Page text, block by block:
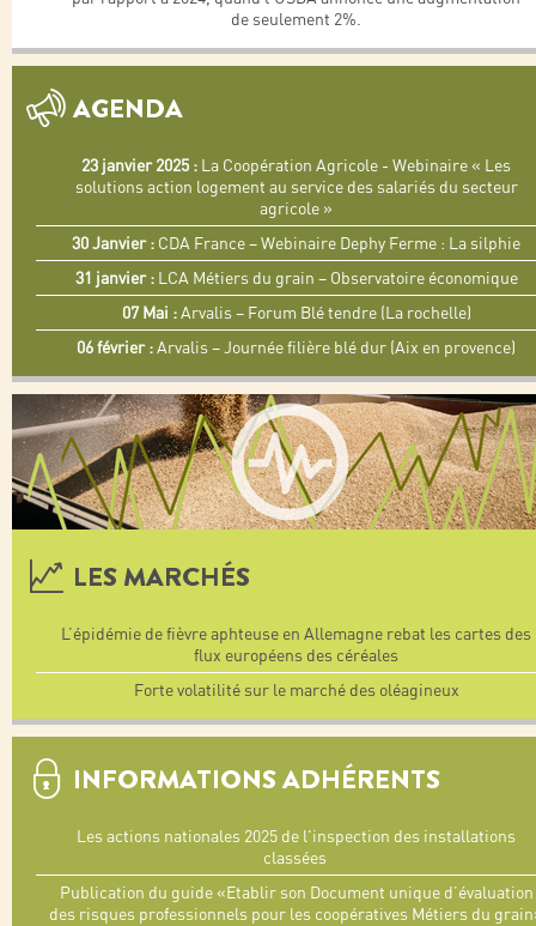
de seulement 2%.
AGENDA
23 janvier 2025 : La Coopération Agricole - Webinaire « Les
solutions action logement au service des salariés du secteur
agricole »
30 Janvier : CDA France – Webinaire Dephy Ferme : La silphie
31 janvier :LCA Métiers du grain – Observatoire économique
07 Mai :Arvalis – Forum Blé tendre (La rochelle)
06 février :Arvalis – Journée filière blé dur (Aix en provence)
LES MARCHÉS
L’épidémie de fièvre aphteuse en Allemagne rebat les cartes des
flux européens des céréales
Forte volatilité sur le marché des oléagineux
INFORMATIONS ADHÉRENTS
Les actions nationales 2025 de l'inspection des installations
classées
Publication du guide «Etablir son Document unique d’évaluation
des risques professionnels pour les coopératives Métiers du